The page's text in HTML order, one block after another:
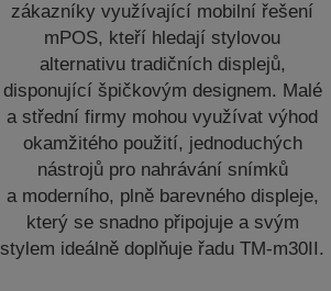
zákazníky využívající mobilní řešení
mPOS, kteří hledají stylovou
alternativu tradičních displejů,
disponující špičkovým designem. Malé
a střední firmy mohou využívat výhod
okamžitého použití, jednoduchých
nástrojů pro nahrávání snímků
a moderního, plně barevného displeje,
který se snadno připojuje a svým
stylem ideálně doplňuje řadu TM-m30II.